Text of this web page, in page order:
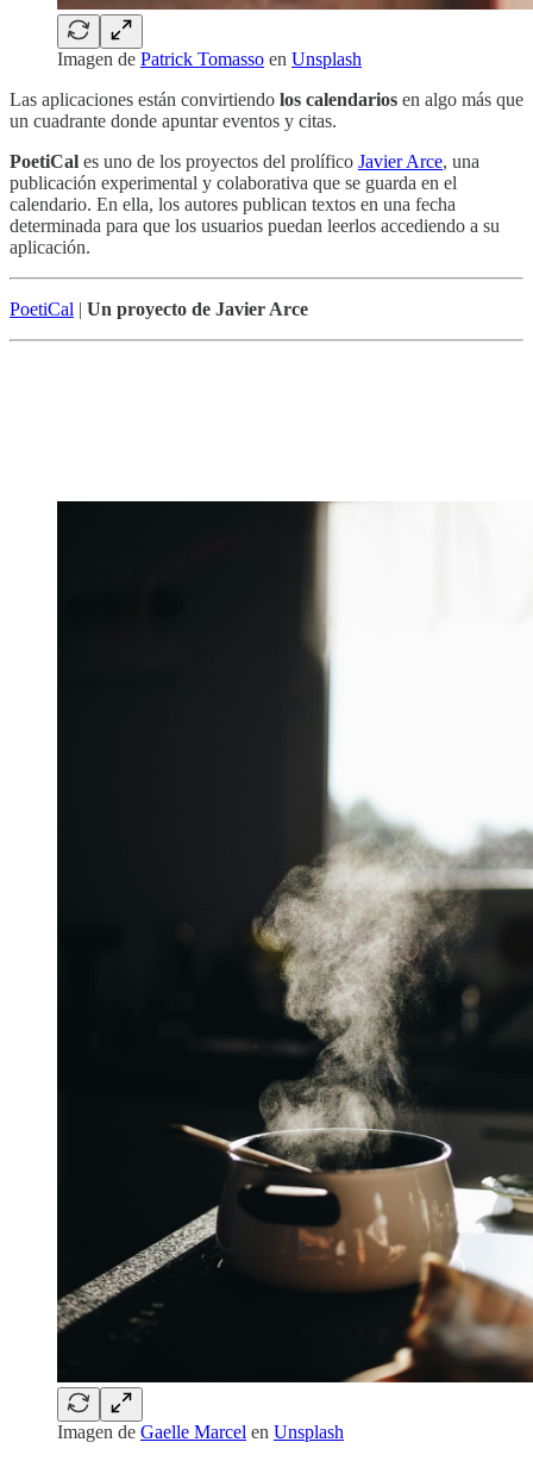
Imagen de Patrick Tomasso en Unsplash
Las aplicaciones están convirtiendo los calendarios en algo más que
un cuadrante donde apuntar eventos y citas.
PoetiCal es uno de los proyectos del prolífico Javier Arce, una
publicación experimental y colaborativa que se guarda en el
calendario. En ella, los autores publican textos en una fecha
determinada para que los usuarios puedan leerlos accediendo a su
aplicación.
PoetiCal | Un proyecto de Javier Arce
Imagen de Gaelle Marcel en Unsplash